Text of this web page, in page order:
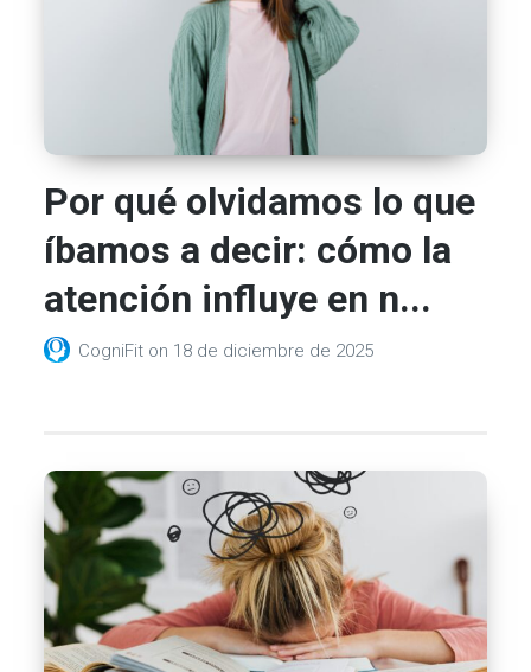
Por qué olvidamos lo que
íbamos a decir: cómo la
atención influye en n...
CogniFit on 18 de diciembre de 2025